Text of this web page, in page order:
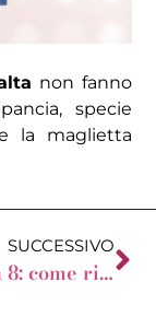
non fanno
specie
la maglietta
SUCCESSIVO
La Mela a 8: come riconoscerla